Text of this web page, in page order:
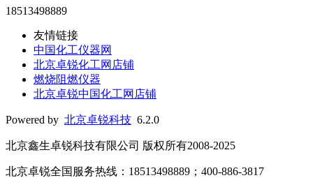
18513498889
友情链接
中国化工仪器网
北京卓锐化工网店铺
燃烧阻燃仪器
北京卓锐中国化工网店铺
Powered by 北京卓锐科技 6.2.0
北京鑫生卓锐科技有限公司 版权所有2008-2025
北京卓锐全国服务热线：18513498889；400-886-3817